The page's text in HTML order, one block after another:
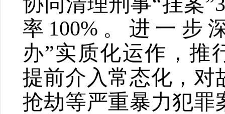
率 100% 。进一步
办”实质化运作，推
提前介入常态化，对
抢劫等严重暴力犯罪